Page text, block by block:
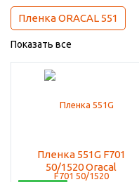
Пленка ORACAL 551
Показать все
Пленка 551G F701
50/1520 Oracal